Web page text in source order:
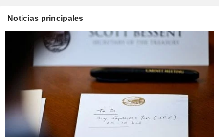
Noticias principales